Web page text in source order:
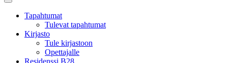
Sulje
päävalikkoTapahtumat
Tulevat tapahtumat
Kirjasto
Tule kirjastoon
Opettajalle
Residenssi B28